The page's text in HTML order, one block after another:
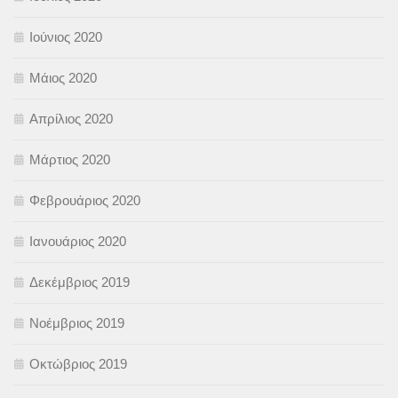
Ιούνιος 2020
Μάιος 2020
Απρίλιος 2020
Μάρτιος 2020
Φεβρουάριος 2020
Ιανουάριος 2020
Δεκέμβριος 2019
Νοέμβριος 2019
Οκτώβριος 2019